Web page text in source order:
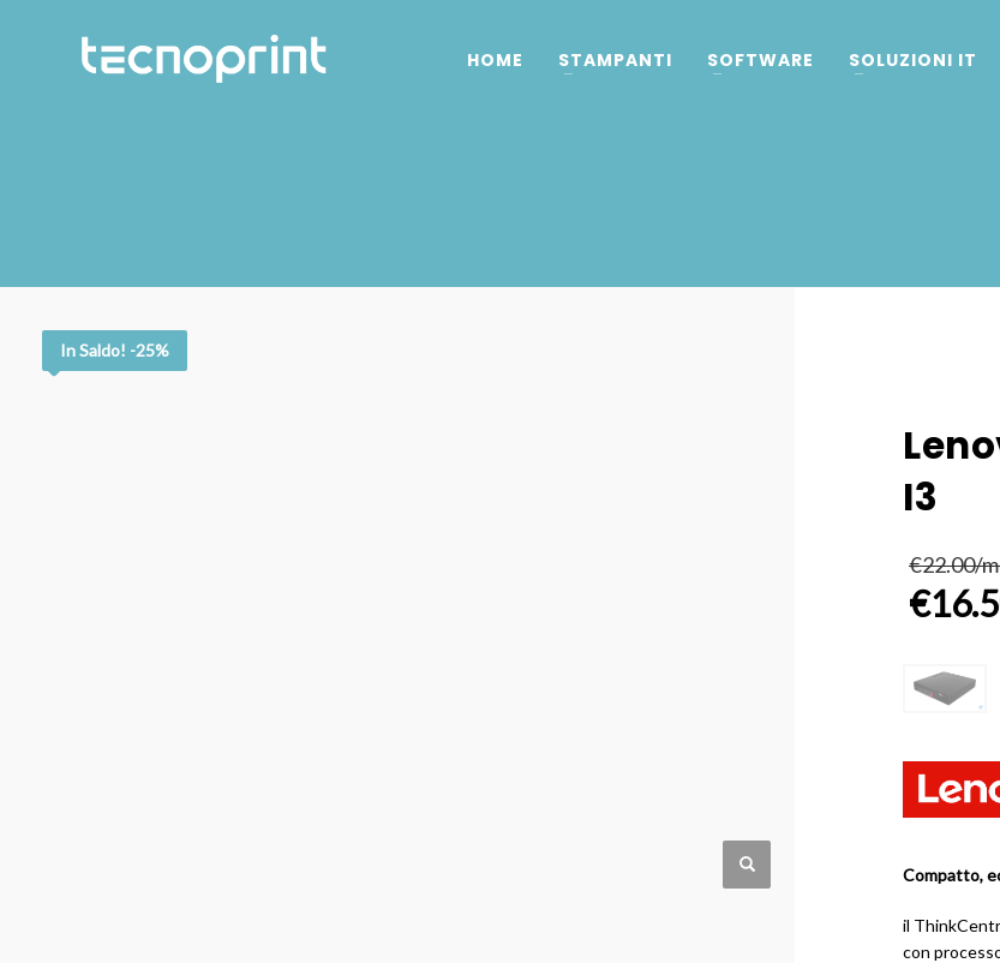
HOME STAMPANTI SOFTWARE SOLUZIONI IT
In Saldo! -25%
I3
€22.00/
€
Compatto,
il
con